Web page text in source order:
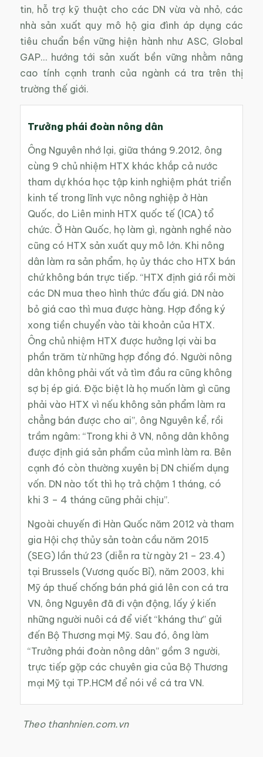
tin, hỗ trợ kỹ thuật cho các DN vừa và nhỏ, các
nhà sản xuất quy mô hộ gia đình áp dụng các
tiêu chuẩn bền vững hiện hành như ASC, Global
GAP… hướng tới sản xuất bền vững nhằm nâng
cao tính cạnh tranh của ngành cá tra trên thị
trường thế giới.
Trưởng phái đoàn nông dân
Ông Nguyên nhớ lại, giữa tháng 9.2012, ông
cùng 9 chủ nhiệm HTX khác khắp cả nước
tham dự khóa học tập kinh nghiệm phát triển
kinh tế trong lĩnh vực nông nghiệp ở Hàn
Quốc, do Liên minh HTX quốc tế (ICA) tổ
chức. Ở Hàn Quốc, họ làm gì, ngành nghề nào
cũng có HTX sản xuất quy mô lớn. Khi nông
dân làm ra sản phẩm, họ ủy thác cho HTX bán
chứ không bán trực tiếp. “HTX định giá rồi mời
các DN mua theo hình thức đấu giá. DN nào
bỏ giá cao thì mua được hàng. Hợp đồng ký
xong tiền chuyển vào tài khoản của HTX.
Ông chủ nhiệm HTX được hưởng lợi vài ba
phần trăm từ những hợp đồng đó. Người nông
dân không phải vất vả tìm đầu ra cũng không
sợ bị ép giá. Đặc biệt là họ muốn làm gì cũng
phải vào HTX vì nếu không sản phẩm làm ra
chẳng bán được cho ai”, ông Nguyên kể, rồi
trầm ngâm: “Trong khi ở VN, nông dân không
được định giá sản phẩm của mình làm ra. Bên
cạnh đó còn thường xuyên bị DN chiếm dụng
vốn. DN nào tốt thì họ trả chậm 1 tháng, có
khi 3 – 4 tháng cũng phải chịu”.
Ngoài chuyến đi Hàn Quốc năm 2012 và tham
gia Hội chợ thủy sản toàn cầu năm 2015
(SEG) lần thứ 23 (diễn ra từ ngày 21 – 23.4)
tại Brussels (Vương quốc Bỉ), năm 2003, khi
Mỹ áp thuế chống bán phá giá lên con cá tra
VN, ông Nguyên đã đi vận động, lấy ý kiến
những người nuôi cá để viết “kháng thư” gửi
đến Bộ Thương mại Mỹ. Sau đó, ông làm
“Trưởng phái đoàn nông dân” gồm 3 người,
trực tiếp gặp các chuyên gia của Bộ Thương
mại Mỹ tại TP.HCM để nói về cá tra VN.
Theo thanhnien.com.vn